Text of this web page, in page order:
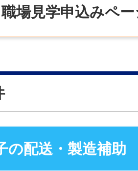
職場見学申込みペ
配送・製造補助